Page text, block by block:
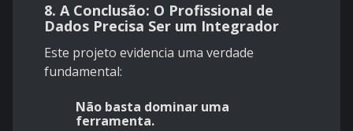
8. A Conclusão: O Profissional de
Dados Precisa Ser um Integrador
Este projeto evidencia uma verdade
fundamental:
Não basta dominar uma
ferramenta.